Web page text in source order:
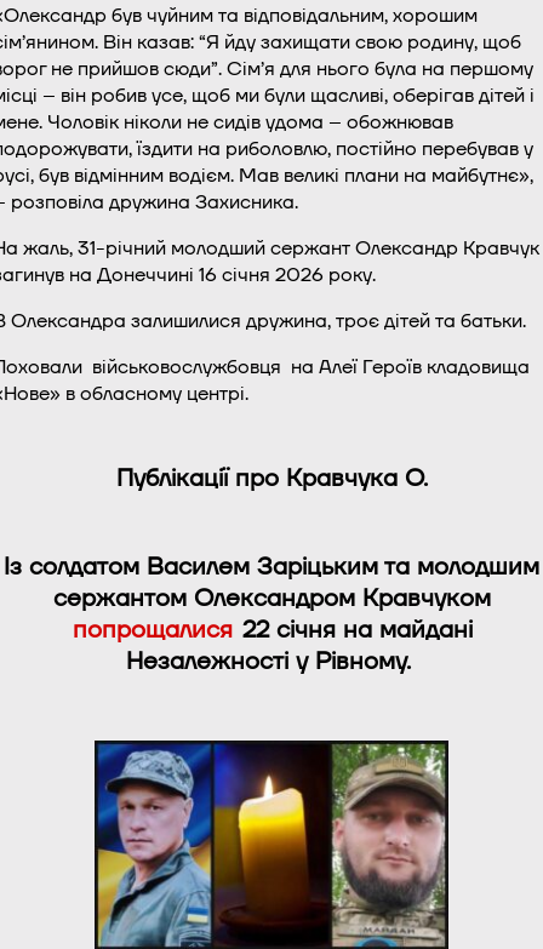
був чуйним та відповідальним, хорошим
Він казав: “Я йду захищати свою родину, щоб
не прийшов сюди”. Сім’я для нього була на першому
– він робив усе, щоб ми були щасливі, оберігав дітей і
Чоловік ніколи не сидів удома – обожнював
їздити на риболовлю, постійно перебував у
був відмінним водієм. Мав великі плани на майбутнє»,
розповіла дружина Захисника.
жаль, 31-річний молодший сержант Олександр Кравчук
на Донеччині 16 січня 2026 року.
Олександра залишилися дружина, троє дітей та батьки.
військовослужбовця на Алеї Героїв кладовища
в обласному центрі.
Публікації про Кравчука О.
Із солдатом Василем Заріцьким та молодшим
сержантом Олександром Кравчуком
попрощалися 22 січня на майдані
Незалежності у Рівному.